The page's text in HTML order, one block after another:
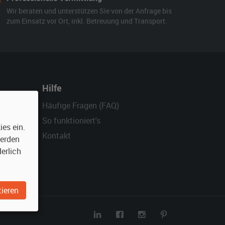
Wir beraten und unterstützen Sie von der Anfrage bis
zum Einsatz vor Ort, inkl. Betreuung und Transport.
Hilfe
Häufige Fragen (FAQ)
So funktioniert's
Kontakt
ein.